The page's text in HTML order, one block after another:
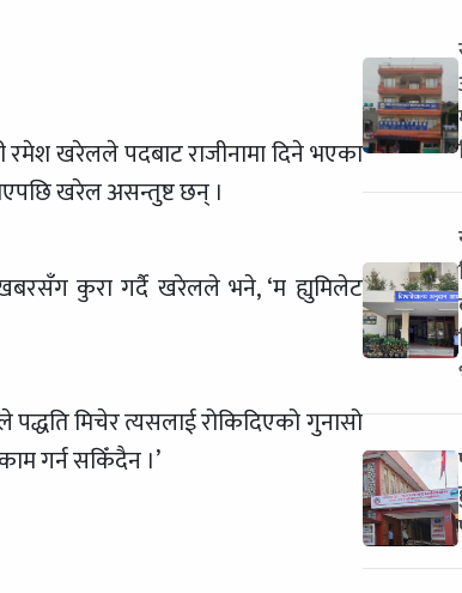
रमेश खरेलले पदबाट राजीनामा दिने भएका
खरेल असन्तुष्ट छन् ।
कुरा गर्दै खरेलले भने, ‘म ह्युमिलेट
मिचेर त्यसलाई रोकिदिएको गुनासो
गर्न सकिँदैन ।’